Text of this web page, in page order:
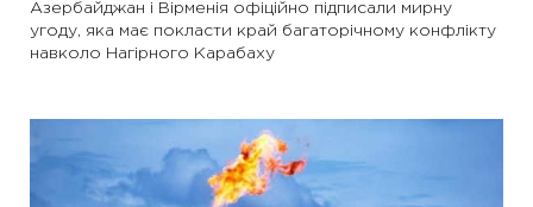
Азербайджан і Вірменія офіційно підписали мирну
угоду, яка має покласти край багаторічному конфлікту
навколо Нагірного Карабаху